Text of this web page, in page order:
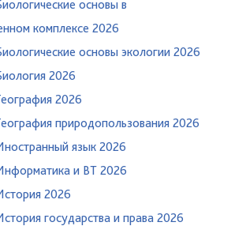
основы в
комплексе 2026
основы экологии 2026
2026
2026
природопользования 2026
язык 2026
и ВТ 2026
2026
государства и права 2026